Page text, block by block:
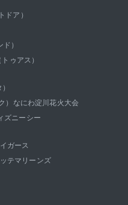
ドア）
）
ゥアス）
） なにわ淀川花火大会
ズニーシー
ガース
テマリーンズ